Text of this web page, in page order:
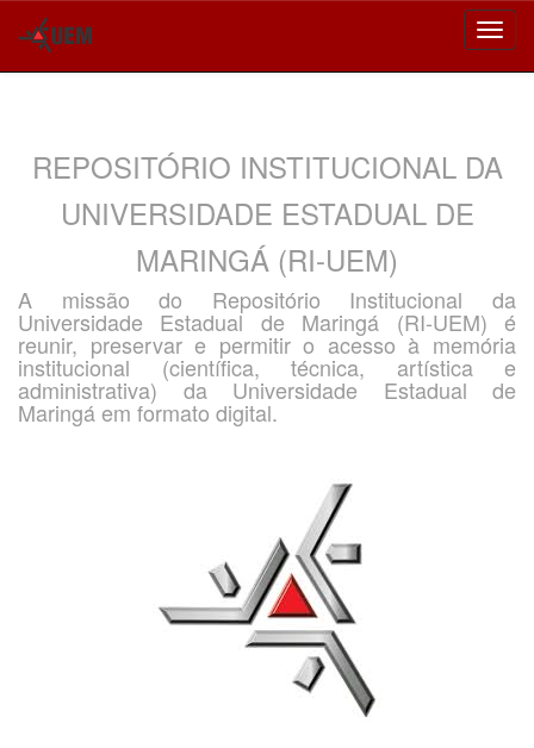
REPOSITÓRIO INSTITUCIONAL DA
UNIVERSIDADE ESTADUAL DE
MARINGÁ (RI-UEM)
A missão do Repositório Institucional da
Universidade Estadual de Maringá (RI-UEM) é
reunir, preservar e permitir o acesso à memória
institucional (científica, técnica, artística e
administrativa) da Universidade Estadual de
Maringá em formato digital.